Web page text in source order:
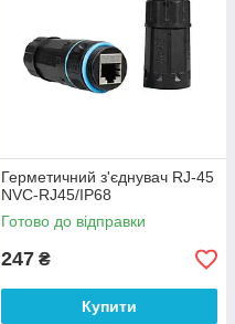
Герметичний з'єднувач RJ-45
NVC-RJ45/IP68
Готово до відправки
247 ₴
Купити